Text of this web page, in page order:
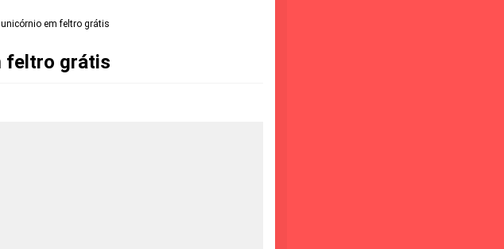
unicórnio em feltro grátis
feltro grátis